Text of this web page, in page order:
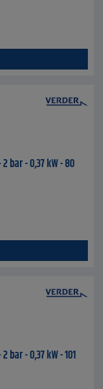
bar - 0,37 kW - 80
- 0,37 kW - 101